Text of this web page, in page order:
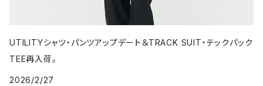
UTILITYシャツ・パンツアップデート＆TRACK SUIT・テックパック
TEE再入荷。
2026/2/27